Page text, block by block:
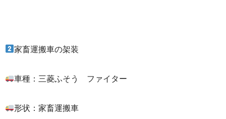
家畜運搬車の架装
車種：三菱ふそう ファイター
形状：家畜運搬車